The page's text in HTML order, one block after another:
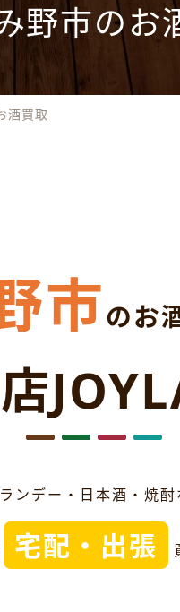
野市のお
酒買取
市のお
デー・日本酒・焼酎
宅配・出張